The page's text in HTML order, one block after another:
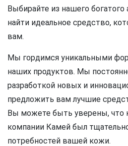
Выбирайте из нашего
найти идеальное средство,
вам.
Мы гордимся уникальными
наших продуктов. Мы
разработкой новых и
предложить вам лучшие
Вы можете быть уверены, что
компании Камей был
потребностей вашей кожи.